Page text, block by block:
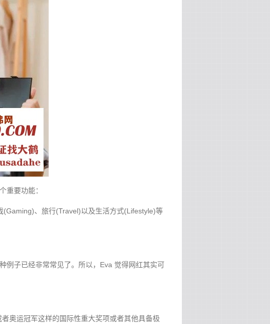
重要功能：
、旅行(Travel)以及生活方式(Lifestyle)等
例子已经非常常见了。所以，Eva 觉得网红其实可
奥运冠军这样的国际性重大奖项或者其他具备极